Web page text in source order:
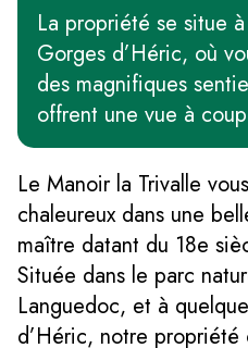
La propriété se situe
Gorges d’Héric, où
des magnifiques
offrent une vue à
Le Manoir la Trivalle
chaleureux dans une
maître datant du 18e
Située dans le parc
Languedoc, et à
d’Héric, notre